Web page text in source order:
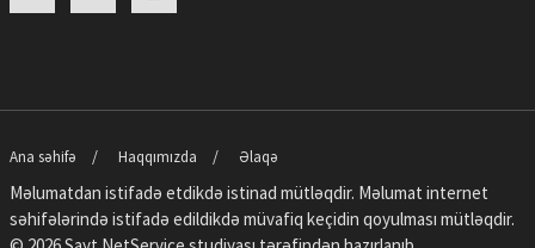
Ana səhifə Haqqımızda Əlaqə
Məlumatdan istifadə etdikdə istinad mütləqdir. Məlumat internet
səhifələrində istifadə edildikdə müvafiq keçidin qoyulması mütləqdir.